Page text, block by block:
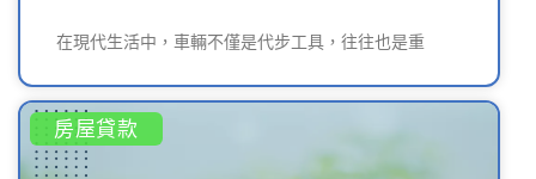
在現代生活中，車輛不僅是代步工具，往往也是重
房屋貸款